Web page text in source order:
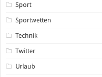
Sport
Sportwetten
Technik
Twitter
Urlaub